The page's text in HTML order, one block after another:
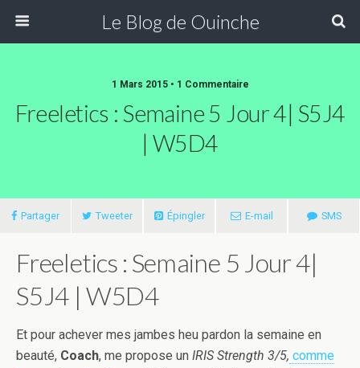
Le Blog de Ouinche
1 Mars 2015 • 1 Commentaire
Freeletics : Semaine 5 Jour 4| S5J4
| W5D4
Partager Tweeter Épingler E-mail SMS
Freeletics : Semaine 5 Jour 4|
S5J4 | W5D4
Et pour achever mes jambes heu pardon la semaine en
beauté, Coach, me propose un IRIS Strength 3/5, comme